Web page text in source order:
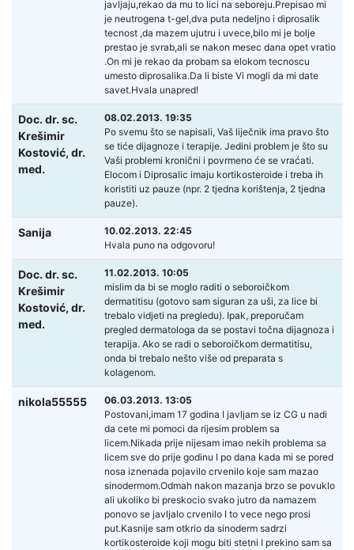
javljaju,rekao da mu to lici na seboreju.Prepisao mi
je neutrogena t-gel,dva puta nedeljno i diprosalik
tecnost ,da mazem ujutru i uvece,bilo mi je bolje
prestao je svrab,ali se nakon mesec dana opet vratio
.On mi je rekao da probam sa elokom tecnoscu
umesto diprosalika.Da li biste Vi mogli da mi date
savet.Hvala unapred!
Doc. dr. sc.
Krešimir
Kostović, dr.
med.
08.02.2013. 19:35
Po svemu što se napisali, Vaš liječnik ima pravo što
se tiće dijagnoze i terapije. Jedini problem je što su
Vaši problemi kronični i povrmeno će se vraćati.
Elocom i Diprosalic imaju kortikosteroide i treba ih
koristiti uz pauze (npr. 2 tjedna korištenja, 2 tjedna
pauze).
Sanija
10.02.2013. 22:45
Hvala puno na odgovoru!
Doc. dr. sc.
Krešimir
Kostović, dr.
med.
11.02.2013. 10:05
mislim da bi se moglo raditi o seboroičkom
dermatitisu (gotovo sam siguran za uši, za lice bi
trebalo vidjeti na pregledu). Ipak, preporučam
pregled dermatologa da se postavi točna dijagnoza i
terapija. Ako se radi o seboroičkom dermatitisu,
onda bi trebalo nešto više od preparata s
kolagenom.
nikola55555
06.03.2013. 13:05
Postovani,imam 17 godina I javljam se iz CG u nadi
da cete mi pomoci da rijesim problem sa
licem.Nikada prije nijesam imao nekih problema sa
licem sve do prije godinu I po dana kada mi se pored
nosa iznenada pojavilo crvenilo koje sam mazao
sinodermom.Odmah nakon mazanja brzo se povuklo
ali ukoliko bi preskocio svako jutro da namazem
ponovo se javljalo crvenilo I to vece nego prosi
put.Kasnije sam otkrio da sinoderm sadrzi
kortikosteroide koji mogu biti stetni I prekino sam sa